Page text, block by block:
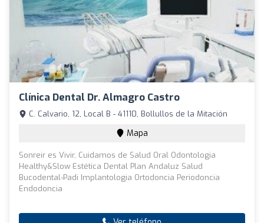
Clínica Dental Dr. Almagro Castro
C. Calvario, 12, Local B - 41110, Bollullos de la Mitación
Mapa
Sonreir es Vivir, Cuidamos de Salud Oral Odontologia
Healthy&Slow Estética Dental Plan Andaluz Salud
Bucodental-Padi Implantologia Ortodoncia Periodoncia
Endodoncia